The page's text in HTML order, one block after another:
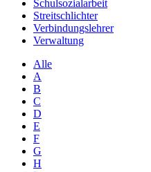
Schulsozialarbeit
Streitschlichter
Verbindungslehrer
Verwaltung
Alle
A
B
C
D
E
F
G
H